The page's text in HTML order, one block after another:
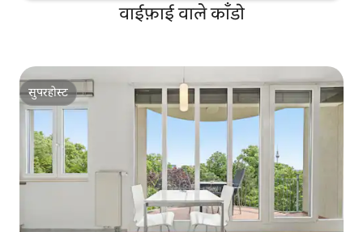
वाईफ़ाई वाले काँडो
सुपरहोस्ट
सुपरहोस्ट